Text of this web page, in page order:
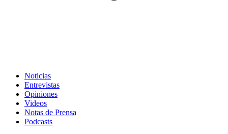
Noticias
Entrevistas
Opiniones
Videos
Notas de Prensa
Podcasts